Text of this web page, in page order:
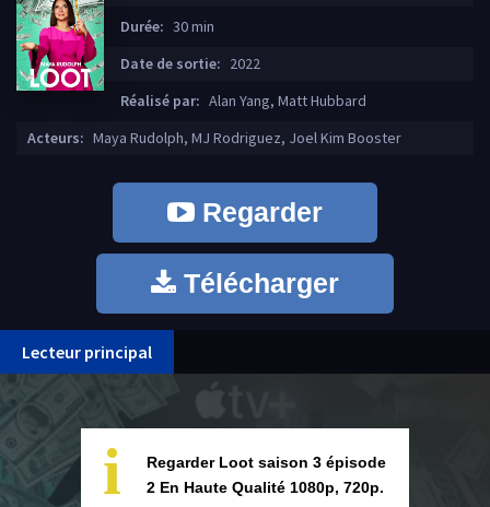
Durée: 30 min
Date de sortie: 2022
Réalisé par: Alan Yang, Matt Hubbard
Acteurs: Maya Rudolph, MJ Rodriguez, Joel Kim Booster
Regarder
Télécharger
Lecteur principal
i
Regarder Loot saison 3 épisode
2 En Haute Qualité 1080p, 720p.